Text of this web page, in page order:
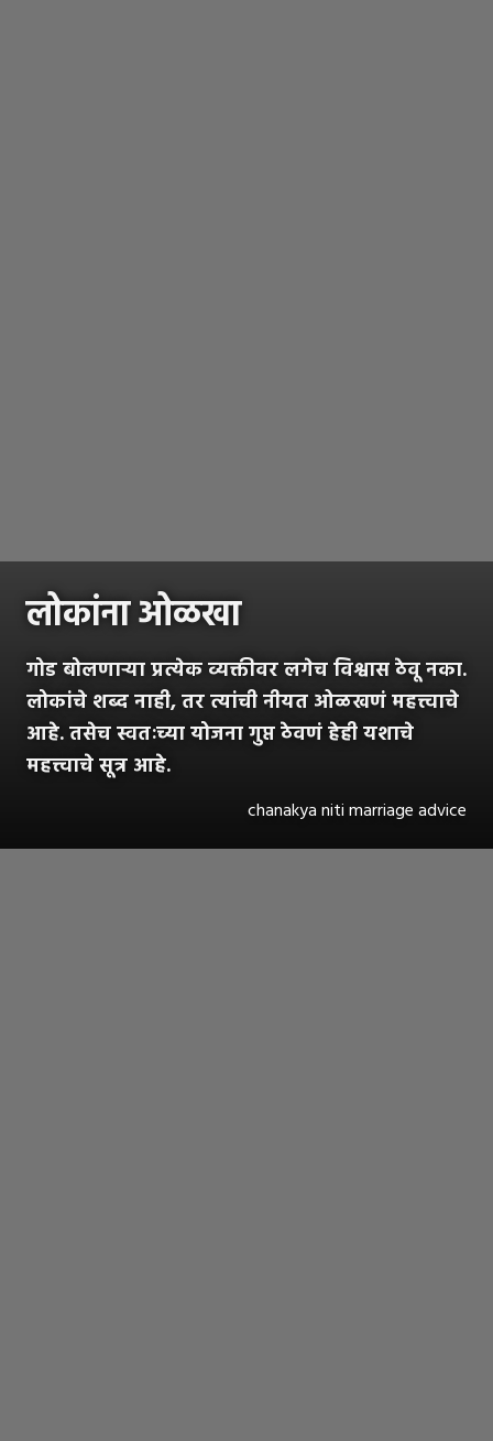
लोकांना ओळखा
गोड बोलणाऱ्या प्रत्येक व्यक्तीवर लगेच विश्वास ठेवू नका.
लोकांचे शब्द नाही, तर त्यांची नीयत ओळखणं महत्त्वाचे
आहे. तसेच स्वतःच्या योजना गुप्त ठेवणं हेही यशाचे
महत्त्वाचे सूत्र आहे.
chanakya niti marriage advice